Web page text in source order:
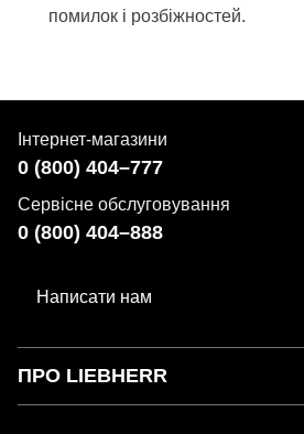
помилок і розбіжностей.
Інтернет-магазини
0 (800) 404–777
Сервісне обслуговування
0 (800) 404–888
Написати нам
ПРО LIEBHERR